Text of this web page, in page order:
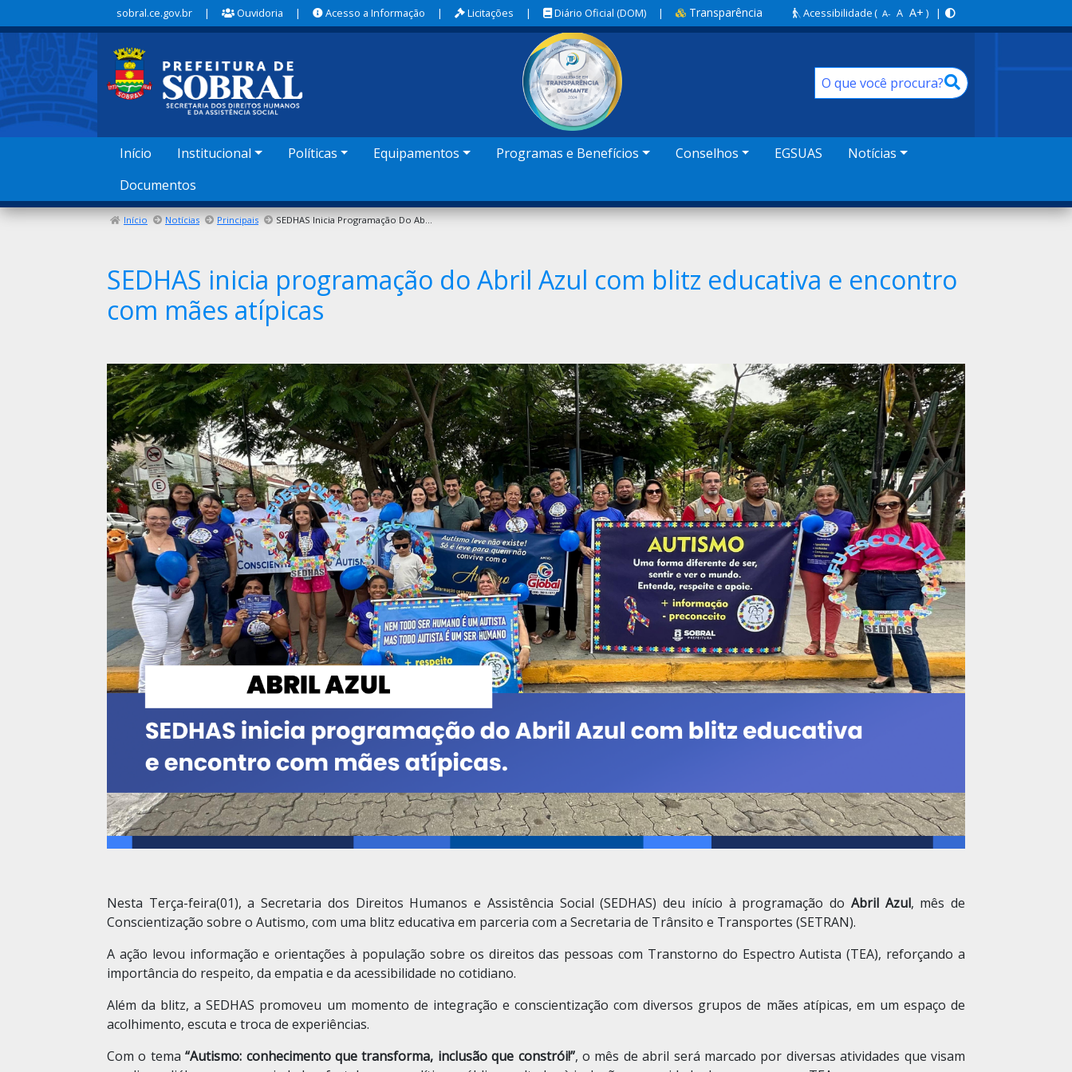
sobral.ce.gov.br | Ouvidoria | Acesso a Informação | Licitações | Diário Oficial (DOM) | Transparência Acessibilidade( A- A A+ ) |
Início Institucional Políticas Equipamentos Programas e Benefícios Conselhos EGSUAS
Notícias
Documentos
Início Notícias Principais SEDHAS Inicia Programação Do Abril Azul Com Blitz Educativa E Encontro Com Mães Atípicas
SEDHAS inicia programação do Abril Azul com blitz educativa e encontro
com mães atípicas
Nesta Terça-feira(01), a Secretaria dos Direitos Humanos e Assistência Social (SEDHAS) deu início à programação do Abril Azul, mês de
Conscientização sobre o Autismo, com uma blitz educativa em parceria com a Secretaria de Trânsito e Transportes (SETRAN).
A ação levou informação e orientações à população sobre os direitos das pessoas com Transtorno do Espectro Autista (TEA), reforçando a
importância do respeito, da empatia e da acessibilidade no cotidiano.
Além da blitz, a SEDHAS promoveu um momento de integração e conscientização com diversos grupos de mães atípicas, em um espaço de
acolhimento, escuta e troca de experiências.
Com o tema“Autismo: conhecimento que transforma, inclusão que constrói!”, o mês de abril será marcado por diversas atividades que visam